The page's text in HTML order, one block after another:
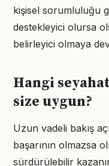
kişisel sorumluluğu
destekleyici olursa
belirleyici olmaya
Hangi
size uygun?
Uzun vadeli bakış
başarının olmazsa
sürdürülebilir